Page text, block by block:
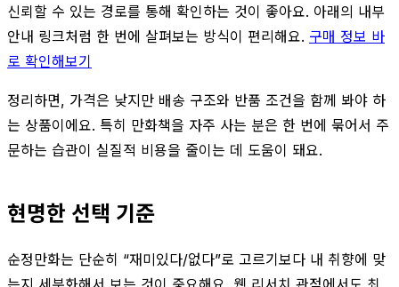
신뢰할 수 있는 경로를 통해 확인하는 것이 좋아요. 아래의 내부
안내 링크처럼 한 번에 살펴보는 방식이 편리해요. 구매 정보 바
로 확인해보기
정리하면, 가격은 낮지만 배송 구조와 반품 조건을 함께 봐야 하
는 상품이에요. 특히 만화책을 자주 사는 분은 한 번에 묶어서 주
문하는 습관이 실질적 비용을 줄이는 데 도움이 돼요.
현명한 선택 기준
순정만화는 단순히 “재미있다/없다”로 고르기보다 내 취향에 맞